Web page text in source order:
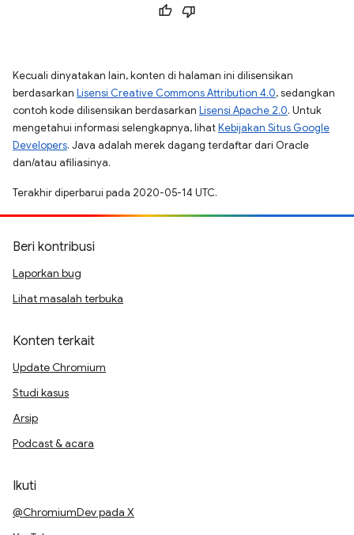
Kecuali dinyatakan lain, konten di halaman ini dilisensikan
berdasarkan Lisensi Creative Commons Attribution 4.0, sedangkan
contoh kode dilisensikan berdasarkan Lisensi Apache 2.0. Untuk
mengetahui informasi selengkapnya, lihatKebijakan Situs Google
Developers. Java adalah merek dagang terdaftar dari Oracle
dan/atau afiliasinya.
Terakhir diperbarui pada 2020-05-14 UTC.
Beri kontribusi
Laporkan bug
Lihat masalah terbuka
Konten terkait
Update Chromium
Studi kasus
Arsip
Podcast & acara
Ikuti
@ChromiumDev pada X